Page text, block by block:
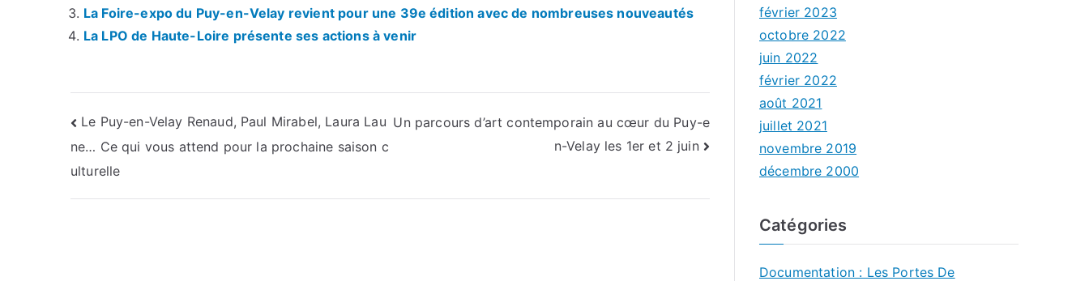
La Foire-expo du Puy-en-Velay revient pour une 39e édition avec de nombreuses nouveautés
La LPO de Haute-Loire présente ses actions à venir
Navigation
de
l’article
Le Puy-en-Velay Renaud, Paul Mirabel, Laura Lau
ne… Ce qui vous attend pour la prochaine saison c
ulturelle
Un parcours d’art contemporain au cœur du Puy-e
n-Velay les 1er et 2 juin
février 2023
octobre 2022
juin 2022
février 2022
août 2021
juillet 2021
novembre 2019
décembre 2000
Catégories
Documentation : Les Portes De